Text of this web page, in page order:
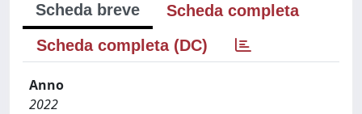
Scheda breve
Scheda completa
Scheda completa (DC)
Anno
2022